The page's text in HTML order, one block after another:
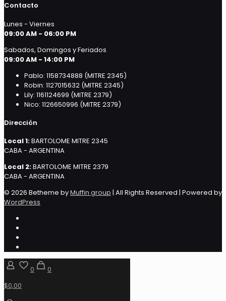
Contacto
Lunes - Viernes
09:00 AM - 06:00 PM
Sabados, Domingos y Feriados
09:00 AM - 14:00 PM
Pablo: 1158734888 (MITRE 2345)
Robin: 1127015632 (MITRE 2345)
Lily: 1161124699 (MITRE 2379)
Nico: 1126650996 (MITRE 2379)
Dirección
Local 1:BARTOLOME MITRE 2345
CABA - ARGENTINA
Local 2:BARTOLOME MITRE 2379
CABA - ARGENTINA
© 2026 Betheme byMuffin group | All Rights Reserved | Powered by
WordPress
0
0
$0,00